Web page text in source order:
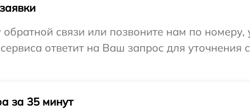
связи или позвоните нам по номеру,
ответит на Ваш запрос для
за 35 минут